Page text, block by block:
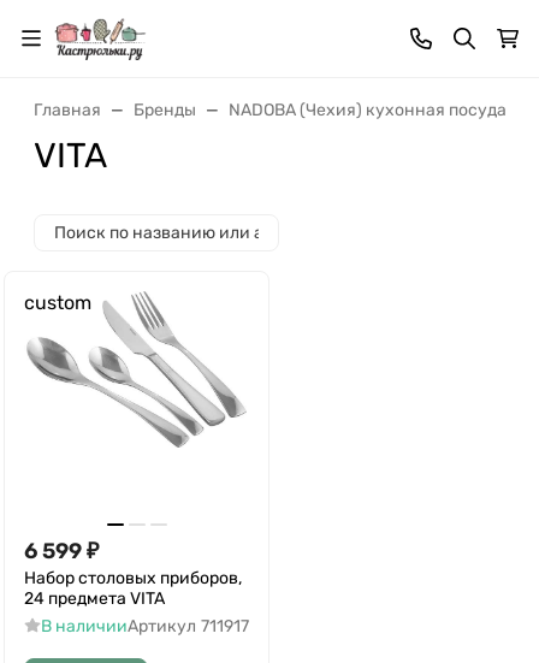
Главная Бренды NADOBA (Чехия) кухонная посуда и
VITA
custom
6 599₽
Набор столовых приборов,
24 предмета VITA
В наличииАртикул 711917